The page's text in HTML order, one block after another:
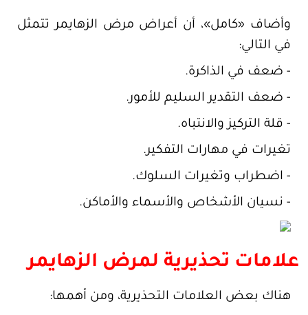
وأضاف «كامل»، أن أعراض مرض الزهايمر تتمثل
في التالي:
- ضعف في الذاكرة.
- ضعف التقدير السليم للأمور.
- قلة التركيز والانتباه.
تغيرات في مهارات التفكير.
- اضطراب وتغيرات السلوك.
- نسيان الأشخاص والأسماء والأماكن.
علامات تحذيرية لمرض الزهايمر
هناك بعض العلامات التحذيرية، ومن أهمها: